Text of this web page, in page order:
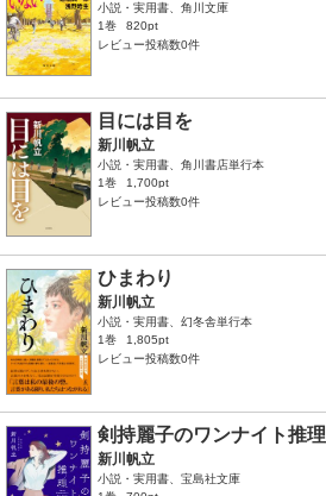
小説・実用書、角川文庫
1巻
820pt
レビュー投稿数0件
目には目を
新川帆立
小説・実用書、角川書店単行本
1巻
1,700pt
レビュー投稿数0件
ひまわり
新川帆立
小説・実用書、幻冬舎単行本
1巻
1,805pt
レビュー投稿数0件
剣持麗子のワンナイト推理
新川帆立
小説・実用書、宝島社文庫